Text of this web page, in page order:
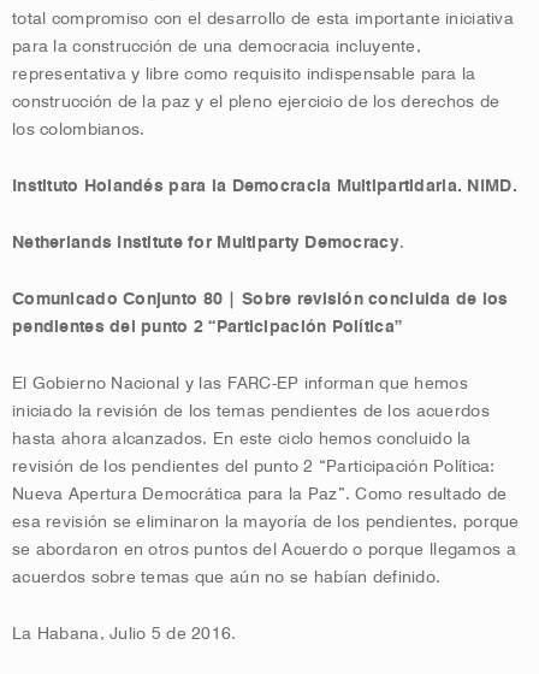
total compromiso con el desarrollo de esta importante iniciativa
para la construcción de una democracia incluyente,
representativa y libre como requisito indispensable para la
construcción de la paz y el pleno ejercicio de los derechos de
los colombianos.
Instituto Holandés para la Democracia Multipartidaria. NIMD.
Netherlands Institute for Multiparty Democracy.
Comunicado Conjunto 80 | Sobre revisión concluida de los
pendientes del punto 2 “Participación Política”
El Gobierno Nacional y las FARC-EP informan que hemos
iniciado la revisión de los temas pendientes de los acuerdos
hasta ahora alcanzados. En este ciclo hemos concluido la
revisión de los pendientes del punto 2 “Participación Política:
Nueva Apertura Democrática para la Paz”. Como resultado de
esa revisión se eliminaron la mayoría de los pendientes, porque
se abordaron en otros puntos del Acuerdo o porque llegamos a
acuerdos sobre temas que aún no se habían definido.
La Habana, Julio 5 de 2016.